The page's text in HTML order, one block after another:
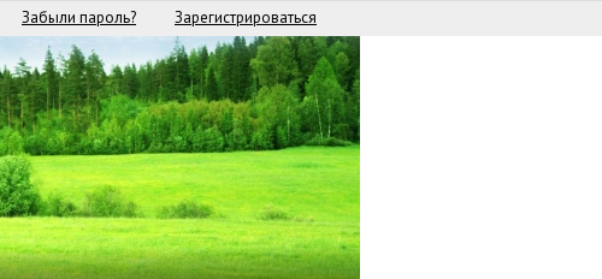
Забыли пароль? Зарегистрироваться